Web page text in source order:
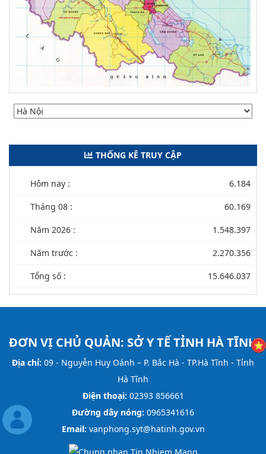
THỐNG KÊ TRUY CẬP
Hôm nay : 6.184
Tháng 08 : 60.169
Năm 2026 : 1.548.397
Năm trước : 2.270.356
Tổng số : 15.646.037
ĐƠN VỊ CHỦ QUẢN: SỞ Y TẾ TỈNH HÀ TĨNH
Địa chỉ: 09 - Nguyễn Huy Oánh – P. Bắc Hà - TP.Hà Tĩnh - Tỉnh
Hà Tĩnh
Điện thoại: 02393 856661
Đường dây nóng: 0965341616
Email: vanphong.syt@hatinh.gov.vn